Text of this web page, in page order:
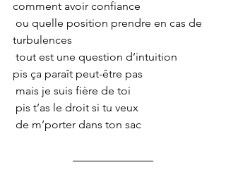
comment avoir confiance
turbulences
tout est une question d’intuition
pis ça paraît peut-être pas
mais je suis fière de toi
pis t’as le droit si tu veux
de m’porter dans ton sac